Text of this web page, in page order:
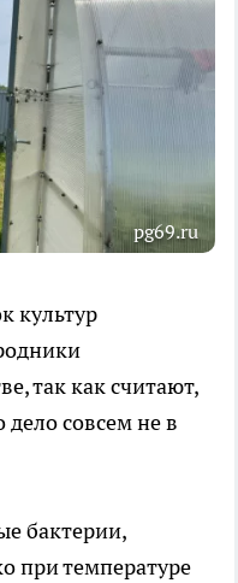
pg69.ru
культур
так как считают,
дело совсем не в
бактерии,
при температуре